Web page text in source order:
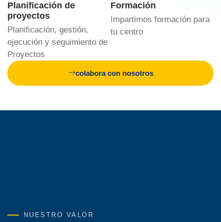
Planificación de
proyectos
Planificación, gestión,
ejecución y seguimiento de
Proyectos
Formación
Impartimos formación para
tu centro
colabora con nosotros
NUESTRO VALOR